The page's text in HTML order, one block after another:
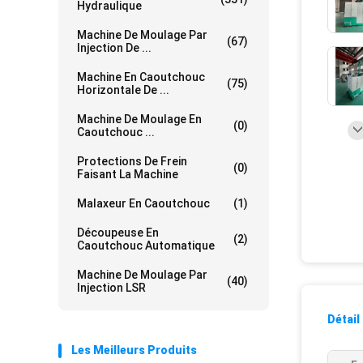
Hydraulique
Machine De Moulage Par
Injection De ...
(67)
Machine En Caoutchouc
Horizontale De ...
(75)
Machine De Moulage En
Caoutchouc ...
(0)
Protections De Frein
Faisant La Machine
(0)
Malaxeur En Caoutchouc (1)
Découpeuse En
Caoutchouc Automatique
(2)
Machine De Moulage Par
Injection LSR
(40)
Les Meilleurs Produits